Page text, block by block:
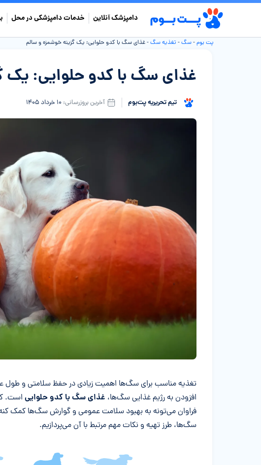
دامپزشک آنلاین خدمات دامپزشکی در محل
پت بوم-سگ- تغذیه سگ-غذای سگ با کدو حلوایی: یک گزینه خوشمزه و سالم
غذای سگ با کدو حلوایی: یک
تیم تحریریه پت‌بوم آخرین بروزرسانی: ۱۰ خرداد ۱۴۰۵
خلاصه مقاله
تغذیه مناسب برای سگ‌ها اهمیت زیادی در حفظ سلامتی و طول
افزودن به رژیم غذایی سگ‌ها، غذای سگ با کدو حلوایی است.
فراوان می‌تونه به بهبود سلامت عمومی و گوارش سگ‌ها کمک کنه.
سگ‌ها، طرز تهیه و نکات مهم مرتبط با آن می‌پردازیم.